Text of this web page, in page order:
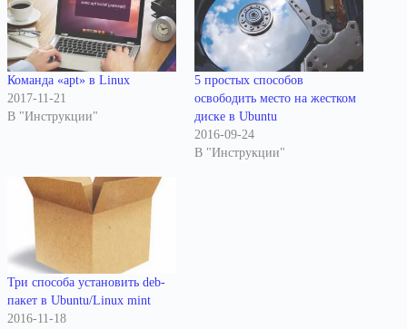
Команда «apt» в Linux
2017-11-21
В "Инструкции"
5 простых способов
освободить место на жестком
диске в Ubuntu
2016-09-24
В "Инструкции"
Три способа установить deb-
пакет в Ubuntu/Linux mint
2016-11-18